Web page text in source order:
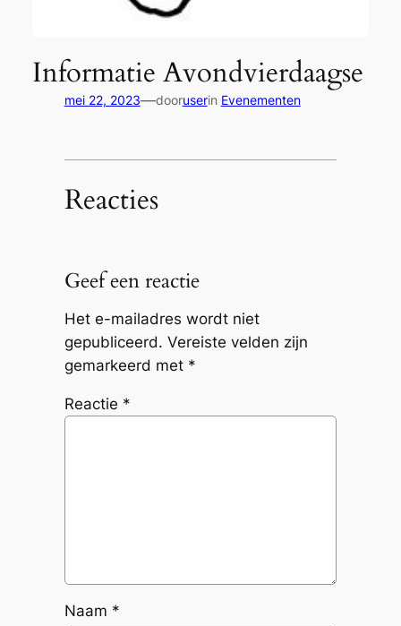
Informatie Avondvierdaagse
mei 22, 2023—dooruserin Evenementen
Reacties
Geef een reactie
Het e-mailadres wordt niet
gepubliceerd. Vereiste velden zijn
gemarkeerd met *
Reactie *
Naam *